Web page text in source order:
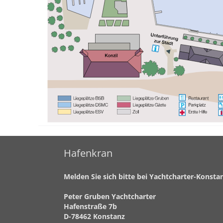
Hafenkran
Melden Sie sich bitte bei Yachtcharter-
Peter Gruben Yachtcharter
Hafenstraße 7b
D-78462 Konstanz